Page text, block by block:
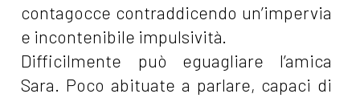
contagocce contraddicendo un’impervia
e incontenibile impulsività.
Difficilmente può eguagliare l’amica
Sara. Poco abituate a parlare, capaci di